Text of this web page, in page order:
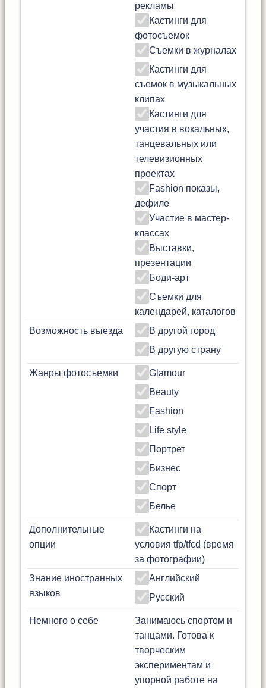
рекламы
Кастинги для
фотосъемок
Съемки в журналах
Кастинги для
съемок в музыкальных
клипах
Кастинги для
участия в вокальных,
танцевальных или
телевизионных
проектах
Fashion показы,
дефиле
Участие в мастер-
классах
Выставки,
презентации
Боди-арт
Съемки для
календарей, каталогов
Возможность выезда
В другой город
В другую страну
Жанры фотосъемки
Glamour
Beauty
Fashion
Life style
Портрет
Бизнес
Спорт
Белье
Дополнительные
опции
Кастинги на
условия tfp/tfcd (время
за фотографии)
Знание иностранных
языков
Английский
Русский
Немного о себе
Занимаюсь спортом и
танцами. Готова к
творческим
экспериментам и
упорной работе на